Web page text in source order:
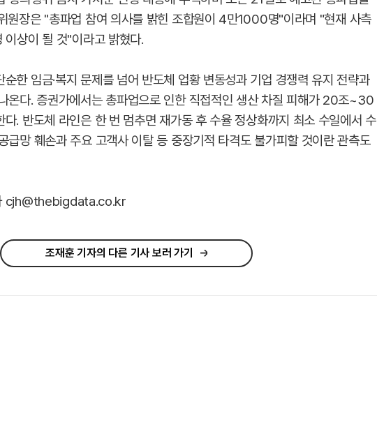
원장은 "총파업 참여 의사를 밝힌 조합원이 4만1000명"이라며 "현재 사측
상이 될 것"이라고 밝혔다.
한 임금·복지 문제를 넘어 반도체 업황 변동성과 기업 경쟁력 유지 전략과
온다. 증권가에서는 총파업으로 인한 직접적인 생산 차질 피해가 20조~30
다. 반도체 라인은 한 번 멈추면 재가동 후 수율 정상화까지 최소 수일에서 수
급망 훼손과 주요 고객사 이탈 등 중장기적 타격도 불가피할 것이란 관측도
cjh@thebigdata.co.kr
조재훈 기자의 다른 기사 보러 가기